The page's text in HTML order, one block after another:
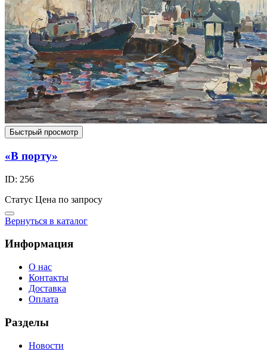
Быстрый просмотр
«В порту»
ID: 256
Статус Цена по запросу
Вернуться в каталог
Информация
О нас
Контакты
Доставка
Оплата
Разделы
Новости